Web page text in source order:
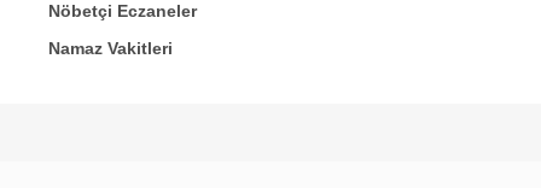
Nöbetçi Eczaneler
Namaz Vakitleri